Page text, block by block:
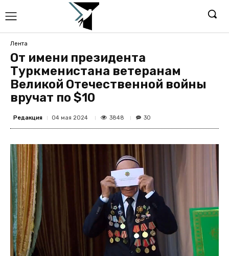
Лента
От имени президента
Туркменистана ветеранам
Великой Отечественной войны
вручат по $10
Редакция 04 мая 2024 3848 30